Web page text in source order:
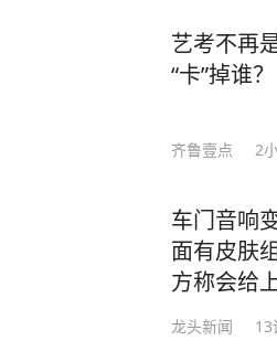
艺考不再
“卡”掉谁？
齐鲁壹点 2
车门音响
面有皮肤
方称会给
龙头新闻 13